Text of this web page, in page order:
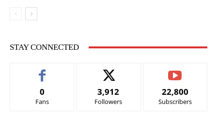
STAY CONNECTED
0
Fans
3,912
Followers
22,800
Subscribers